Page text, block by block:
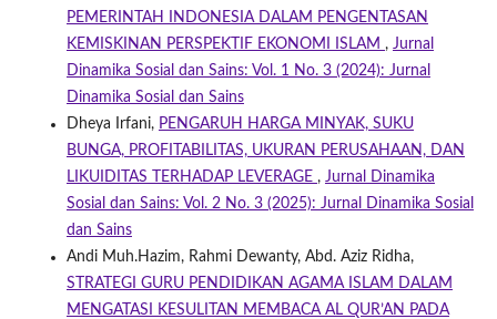
PEMERINTAH INDONESIA DALAM PENGENTASAN
KEMISKINAN PERSPEKTIF EKONOMI ISLAM , Jurnal
Dinamika Sosial dan Sains: Vol. 1 No. 3 (2024): Jurnal
Dinamika Sosial dan Sains
Dheya Irfani, PENGARUH HARGA MINYAK, SUKU
BUNGA, PROFITABILITAS, UKURAN PERUSAHAAN, DAN
LIKUIDITAS TERHADAP LEVERAGE , Jurnal Dinamika
Sosial dan Sains: Vol. 2 No. 3 (2025): Jurnal Dinamika Sosial
dan Sains
Andi Muh.Hazim, Rahmi Dewanty, Abd. Aziz Ridha,
STRATEGI GURU PENDIDIKAN AGAMA ISLAM DALAM
MENGATASI KESULITAN MEMBACA AL QUR’AN PADA